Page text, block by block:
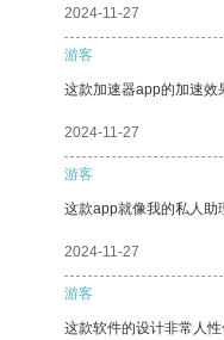
2024-11-27
游客
这款加速器app的加速效
2024-11-27
游客
这款app就像我的私人助
2024-11-27
游客
这款软件的设计非常人性